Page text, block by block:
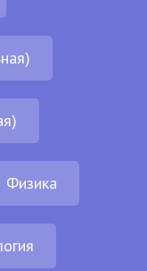
Физика